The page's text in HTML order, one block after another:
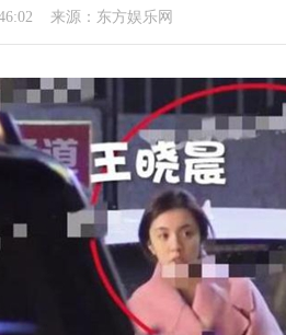
来源：东方娱乐网